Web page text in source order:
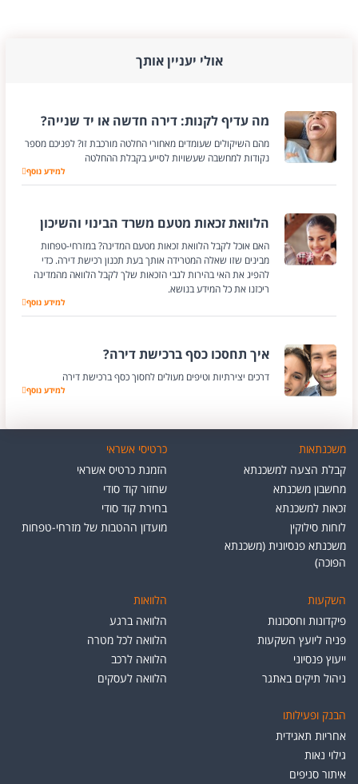
אולי יעניין אותך
מה עדיף לקנות: דירה חדשה או יד שנייה?
מהם השיקולים שעומדים מאחורי החלטה מורכבת זו? לפניכם מספר
נקודות למחשבה שעשויות לסייע בקבלת ההחלטה
מה עדיף לקנות:
למידע נוסף
הלוואת זכאות מטעם משרד הבינוי והשיכון
האם אוכל לקבל הלוואת זכאות מטעם המדינה? במזרחי-טפחות
מבינים שזו שאלה המטרידה אותך בעת תכנון רכישת דירה. כדי
להפיג את האי בהירות לגבי הזכאות שלך לקבל הלוואה מהמדינה
ריכזנו את כל המידע בנושא.
הלוואת זכאות
למידע נוסף
איך תחסכו כסף ברכישת דירה?
דרכים יצירתיות וטיפים מעולים לחסוך כסף ברכישת דירה
איך תחסכו כסף
למידע נוסף
משכנתאות
קבלת הצעה למשכנתא
מחשבון משכנתא
זכאות למשכנתא
לוחות סילוקין
משכנתא פנסיונית (משכנתא
הפוכה)
כרטיסי אשראי
הזמנת כרטיס אשראי
שחזור קוד סודי
בחירת קוד סודי
מועדון ההטבות של מזרחי-טפחות
השקעות
פיקדונות וחסכונות
פניה ליועץ השקעות
ייעוץ פנסיוני
ניהול תיקים באתגר
הלוואות
הלוואה ברגע
הלוואה לכל מטרה
הלוואה לרכב
הלוואה לעסקים
הבנק ופעילותו
אחריות תאגידית
גילוי נאות
איתור סניפים